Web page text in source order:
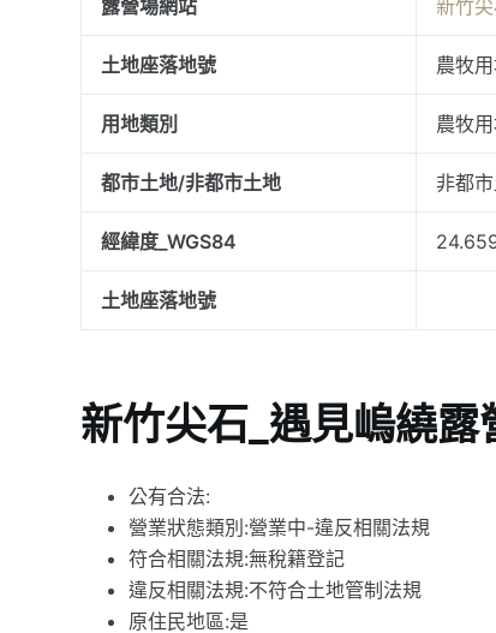
露營場網站 新竹
土地座落地號 農牧
用地類別 農牧
都市土地/非都市土地 非都
經緯度_WGS84
土地座落地號
新竹尖石_遇見嵨繞
公有合法:
營業狀態類別:營業中-違反相關法規
符合相關法規:無稅籍登記
違反相關法規:不符合土地管制法規
原住民地區:是